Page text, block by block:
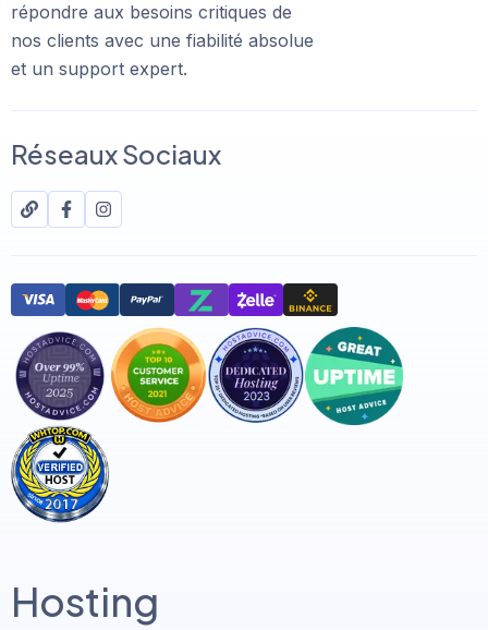
répondre aux besoins critiques de
nos clients avec une fiabilité absolue
et un support expert.
Réseaux Sociaux
Hosting